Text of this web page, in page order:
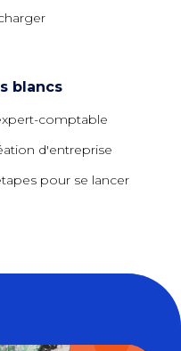
blancs
comptable
d'entreprise
pour se lancer